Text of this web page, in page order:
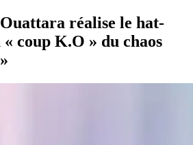
réalise le hat-
coup K.O » du chaos